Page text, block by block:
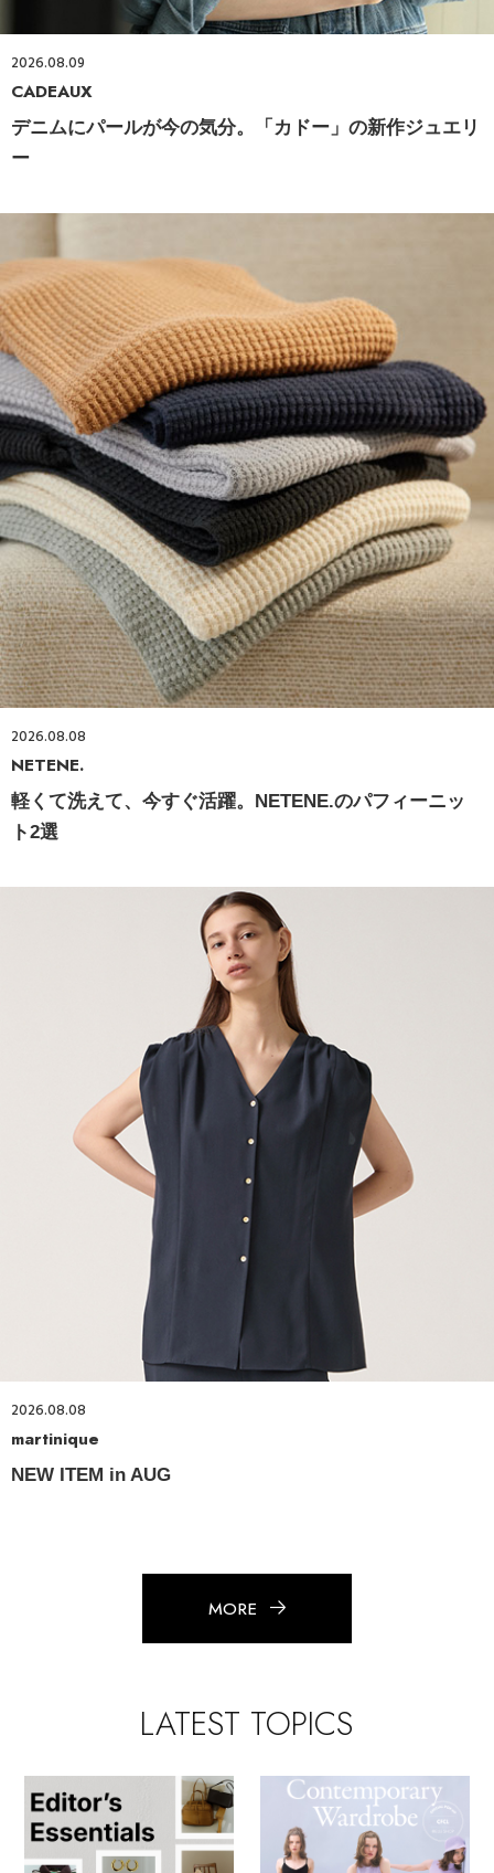
2026.08.09
CADEAUX
デニムにパールが今の気分。「カドー」の新作ジュエリ
ー
2026.08.08
NETENE.
軽くて洗えて、今すぐ活躍。NETENE.のパフィーニッ
ト2選
2026.08.08
martinique
NEW ITEM in AUG
MORE
LATEST TOPICS